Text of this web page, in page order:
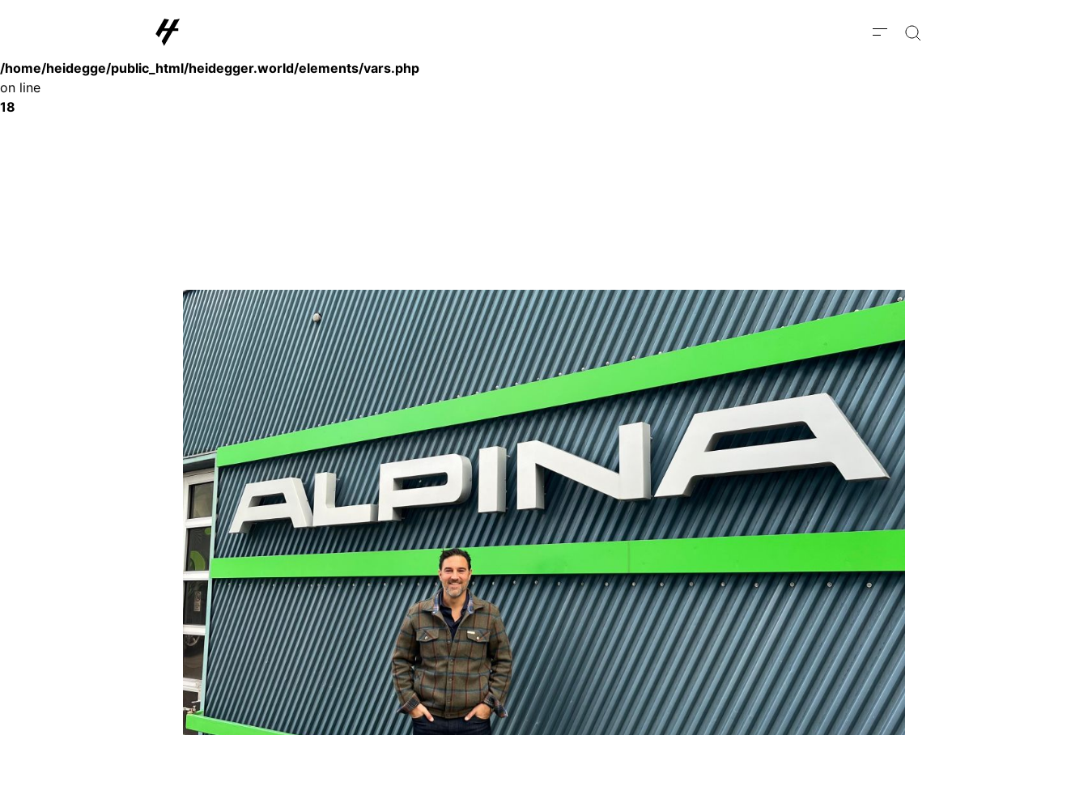
: substr(): Passing null to parameter #1 ($string) of type string is deprecated in
/home/heidegge/public_html/heidegger.world/elements/vars.php
on line
18